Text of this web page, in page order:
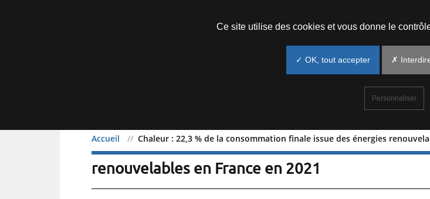
Accueil Chaleur : 22,3 % de la consommation finale issue des énergies
Chaleur : 22,3 % de la consommation finale
renouvelables en France en 2021
Ce site utilise des cookies et vous donne le
✓ OK, tout accepter ✗
Personnaliser